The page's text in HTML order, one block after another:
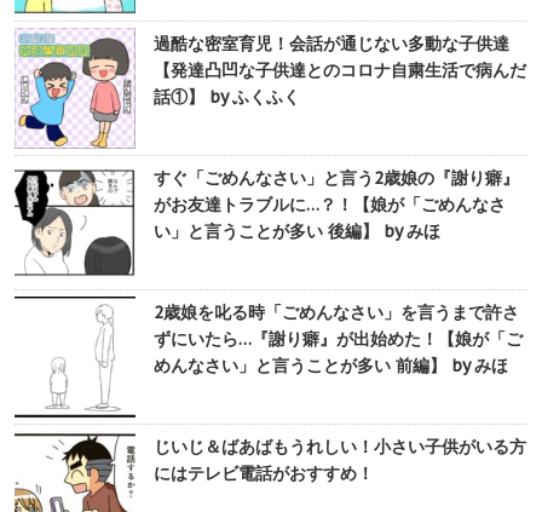
過酷な密室育児！会話が通じない多動な子供達
【発達凸凹な子供達とのコロナ自粛生活で病んだ
話①】 by ふくふく
すぐ「ごめんなさい」と言う2歳娘の『謝り癖』
がお友達トラブルに…？！【娘が「ごめんなさ
い」と言うことが多い 後編】 by みほ
2歳娘を叱る時「ごめんなさい」を言うまで許さ
ずにいたら…『謝り癖』が出始めた！【娘が「ご
めんなさい」と言うことが多い 前編】 by みほ
じいじ＆ばあばもうれしい！小さい子供がいる方
にはテレビ電話がおすすめ！